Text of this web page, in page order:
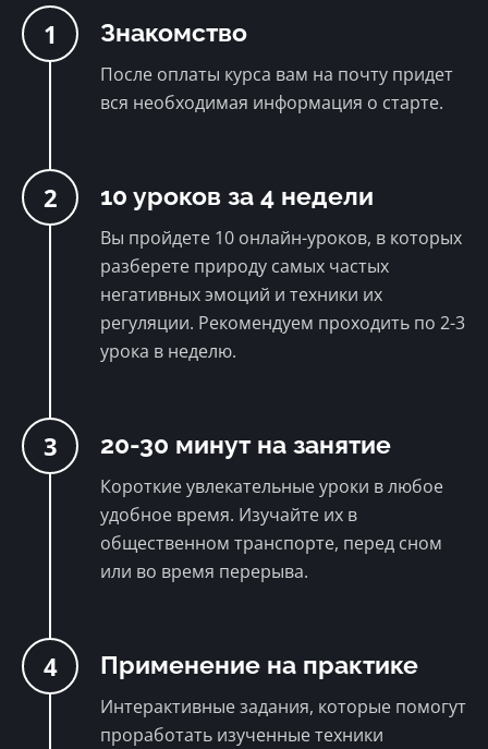
1 Знакомство
После оплаты курса вам на почту придет
вся необходимая информация о старте.
2 10 уроков за 4 недели
Вы пройдете 10 онлайн-уроков, в которых
разберете природу самых частых
негативных эмоций и техники их
регуляции. Рекомендуем проходить по 2-3
урока в неделю.
3 20-30 минут на занятие
Короткие увлекательные уроки в любое
удобное время. Изучайте их в
общественном транспорте, перед сном
или во время перерыва.
4 Применение на практике
Интерактивные задания, которые помогут
проработать изученные техники